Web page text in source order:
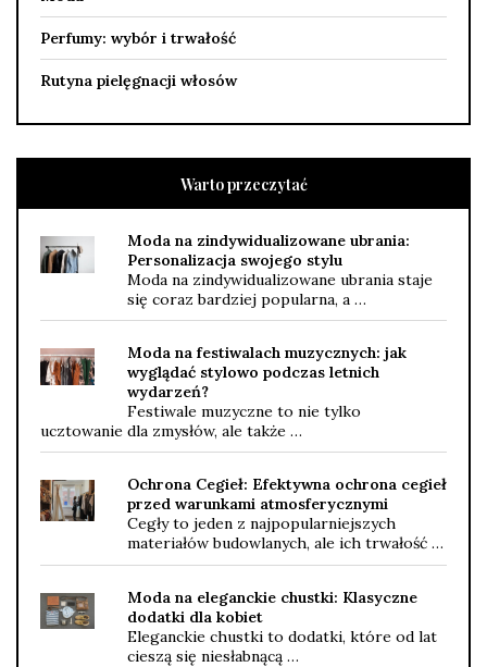
Perfumy: wybór i trwałość
Rutyna pielęgnacji włosów
Warto przeczytać
Moda na zindywidualizowane ubrania:
Personalizacja swojego stylu
Moda na zindywidualizowane ubrania staje
się coraz bardziej popularna, a …
Moda na festiwalach muzycznych: jak
wyglądać stylowo podczas letnich
wydarzeń?
Festiwale muzyczne to nie tylko
ucztowanie dla zmysłów, ale także …
Ochrona Cegieł: Efektywna ochrona cegieł
przed warunkami atmosferycznymi
Cegły to jeden z najpopularniejszych
materiałów budowlanych, ale ich trwałość …
Moda na eleganckie chustki: Klasyczne
dodatki dla kobiet
Eleganckie chustki to dodatki, które od lat
cieszą się niesłabnącą …